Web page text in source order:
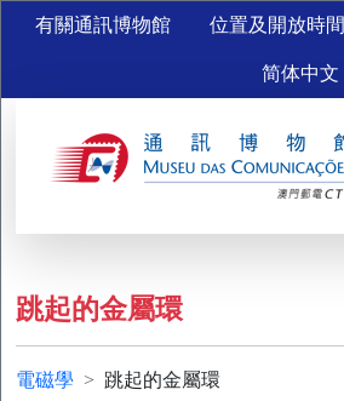
有關通訊博物館 位置及開放時間
简体中文
跳起的金屬環
電磁學 跳起的金屬環